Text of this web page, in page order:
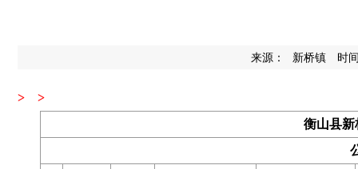
来源： 新桥镇 时
>
>
衡山县新